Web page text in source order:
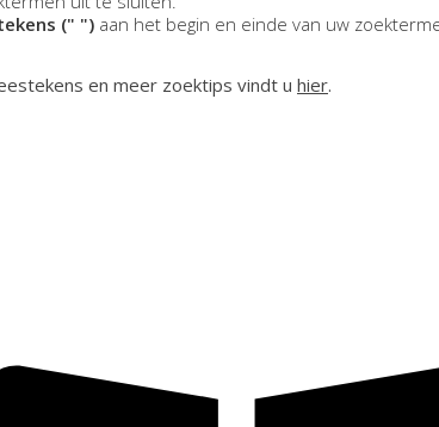
(" ") aan het begin en einde van uw
en meer zoektips vindt u hier.